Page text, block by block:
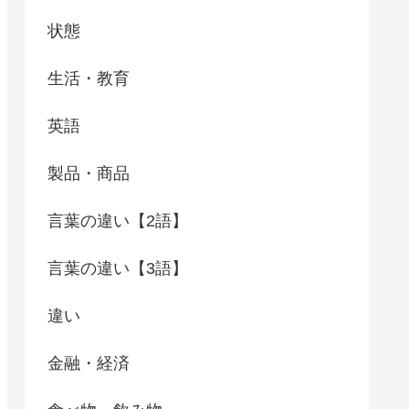
状態
生活・教育
英語
製品・商品
言葉の違い【2語】
言葉の違い【3語】
違い
金融・経済